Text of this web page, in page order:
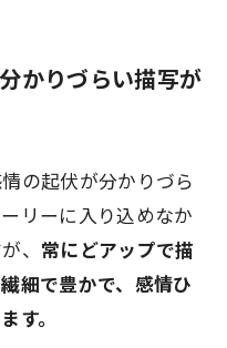
かりづらい描写が
の起伏が分かりづら
リーに入り込めなか
、 常にどアップで描
細で豊かで、感情ひ
す。